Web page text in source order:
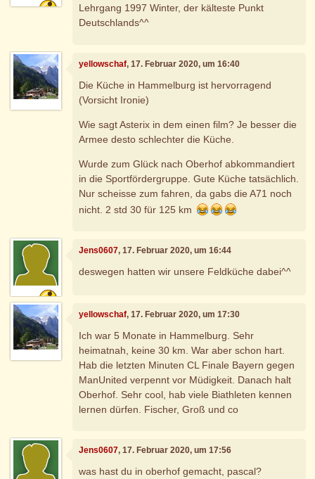
Lehrgang 1997 Winter, der kälteste Punkt
Deutschlands^^
yellowschaf, 17. Februar 2020, um 16:40
Die Küche in Hammelburg ist hervorragend
(Vorsicht Ironie)
Wie sagt Asterix in dem einen film? Je besser die
Armee desto schlechter die Küche.
Wurde zum Glück nach Oberhof abkommandiert
in die Sportfördergruppe. Gute Küche tatsächlich.
Nur scheisse zum fahren, da gabs die A71 noch
nicht. 2 std 30 für 125 km
Jens0607, 17. Februar 2020, um 16:44
deswegen hatten wir unsere Feldküche dabei^^
yellowschaf, 17. Februar 2020, um 17:30
Ich war 5 Monate in Hammelburg. Sehr
heimatnah, keine 30 km. War aber schon hart.
Hab die letzten Minuten CL Finale Bayern gegen
ManUnited verpennt vor Müdigkeit. Danach halt
Oberhof. Sehr cool, hab viele Biathleten kennen
lernen dürfen. Fischer, Groß und co
Jens0607, 17. Februar 2020, um 17:56
was hast du in oberhof gemacht, pascal?